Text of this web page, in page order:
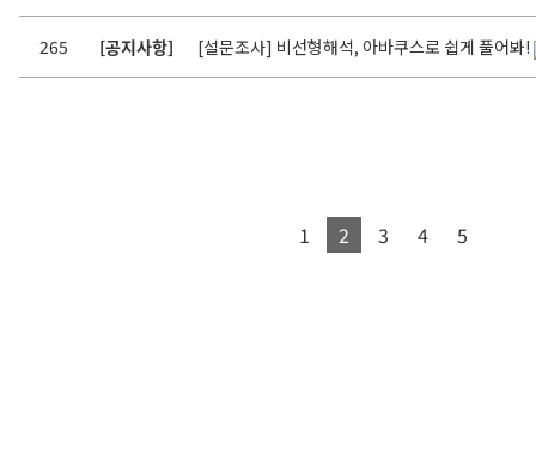
265 [공지사항] [설문조사] 비선형해석, 아바쿠스로 쉽게 풀어봐!
1 2 3 4 5